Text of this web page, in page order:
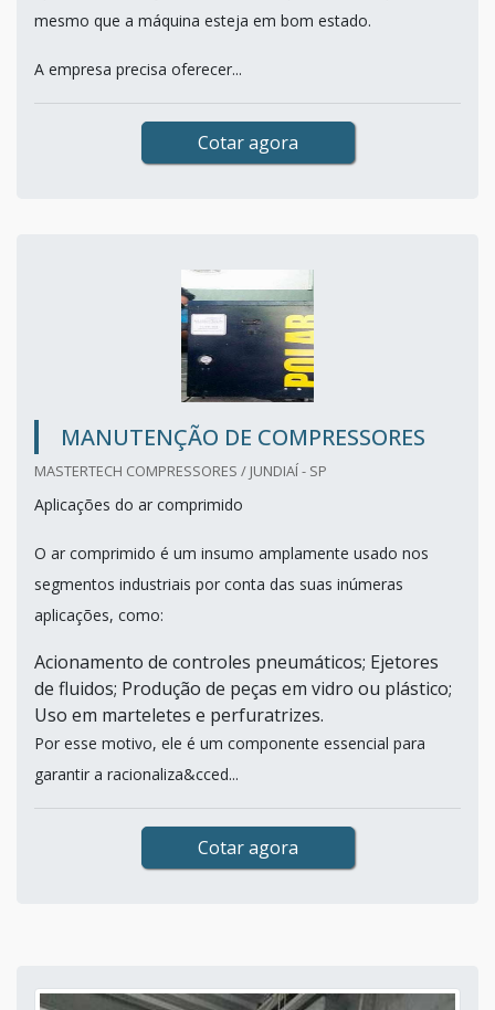
mesmo que a máquina esteja em bom estado.
A empresa precisa oferecer...
Cotar agora
MANUTENÇÃO DE COMPRESSORES
MASTERTECH COMPRESSORES / JUNDIAÍ - SP
Aplicações do ar comprimido
O ar comprimido é um insumo amplamente usado nos
segmentos industriais por conta das suas inúmeras
aplicações, como:
Acionamento de controles pneumáticos; Ejetores
de fluidos; Produção de peças em vidro ou plástico;
Uso em marteletes e perfuratrizes.
Por esse motivo, ele é um componente essencial para
garantir a racionaliza&cced...
Cotar agora